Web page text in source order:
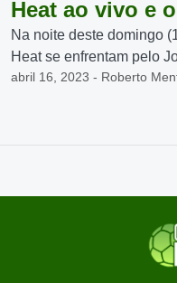
Heat ao vivo e
Na noite deste domingo
Heat se enfrentam pelo
abril 16, 2023 - Roberto